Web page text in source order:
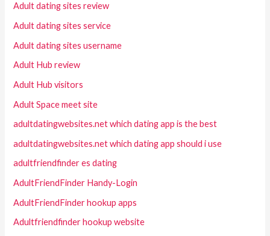
Adult dating sites review
Adult dating sites service
Adult dating sites username
Adult Hub review
Adult Hub visitors
Adult Space meet site
adultdatingwebsites.net which dating app is the best
adultdatingwebsites.net which dating app should i use
adultfriendfinder es dating
AdultFriendFinder Handy-Login
AdultFriendFinder hookup apps
Adultfriendfinder hookup website